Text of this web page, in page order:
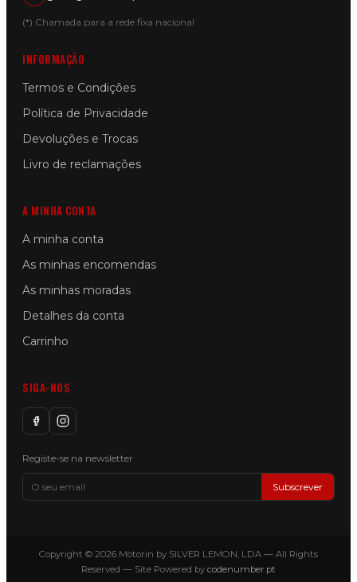
(*) Chamada para a rede fixa nacional
INFORMAÇÃO
Termos e Condições
Política de Privacidade
Devoluções e Trocas
Livro de reclamações
A MINHA CONTA
A minha conta
As minhas encomendas
As minhas moradas
Detalhes da conta
Carrinho
SIGA-NOS
Registe-se na newsletter
Subscrever
Copyright © 2026 Motorin by SILVER LEMON, LDA — All Rights
Reserved — Site Powered by codenumber.pt